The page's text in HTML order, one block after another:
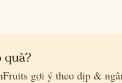
gợi ý theo dịp &